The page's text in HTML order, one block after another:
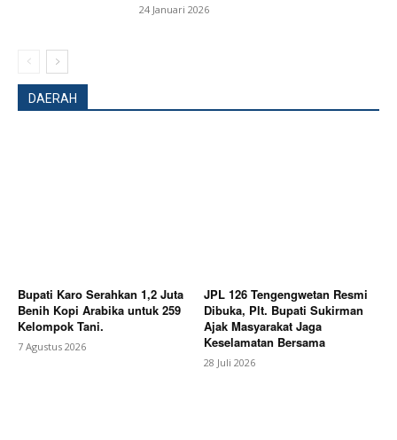
News Week
24 Januari 2026
DAERAH
Bupati Karo Serahkan 1,2 Juta
Benih Kopi Arabika untuk 259
Kelompok Tani.
7 Agustus 2026
JPL 126 Tengengwetan Resmi
Dibuka, Plt. Bupati Sukirman
Ajak Masyarakat Jaga
Keselamatan Bersama
28 Juli 2026